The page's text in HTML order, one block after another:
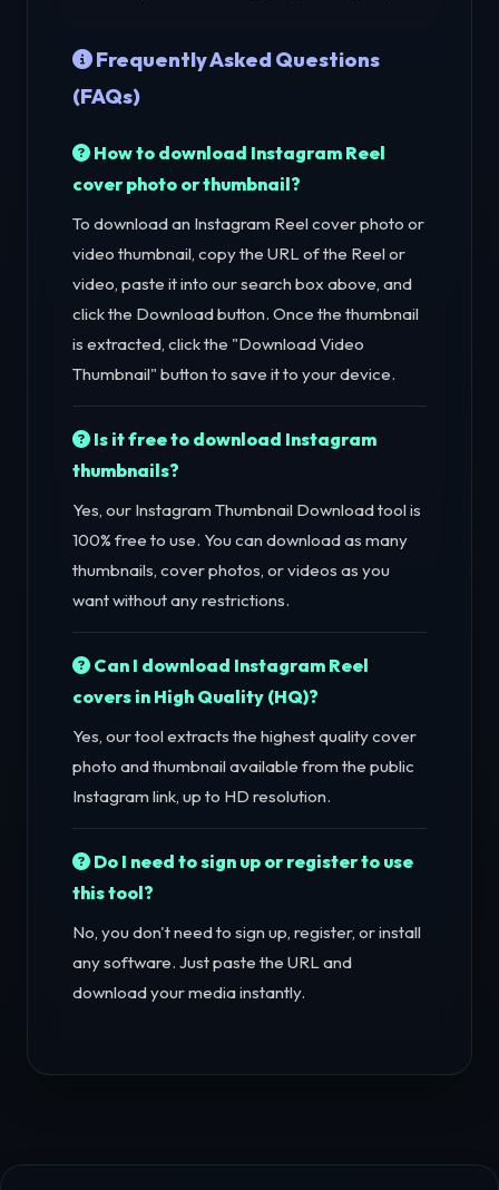
Frequently Asked Questions
(FAQs)
How to download Instagram Reel
cover photo or thumbnail?
To download an Instagram Reel cover photo or
video thumbnail, copy the URL of the Reel or
video, paste it into our search box above, and
click the Download button. Once the thumbnail
is extracted, click the "Download Video
Thumbnail" button to save it to your device.
Is it free to download Instagram
thumbnails?
Yes, our Instagram Thumbnail Download tool is
100% free to use. You can download as many
thumbnails, cover photos, or videos as you
want without any restrictions.
Can I download Instagram Reel
covers in High Quality (HQ)?
Yes, our tool extracts the highest quality cover
photo and thumbnail available from the public
Instagram link, up to HD resolution.
Do I need to sign up or register to use
this tool?
No, you don't need to sign up, register, or install
any software. Just paste the URL and
download your media instantly.